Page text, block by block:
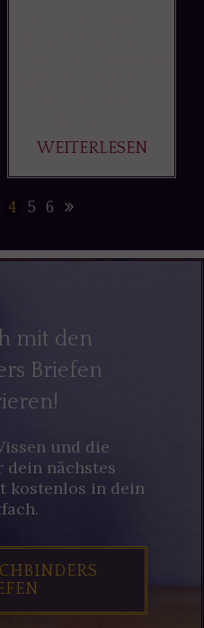
WEITERLESEN
4 5 6
mit den
Briefen
und die
nächstes
kostenlos in dein